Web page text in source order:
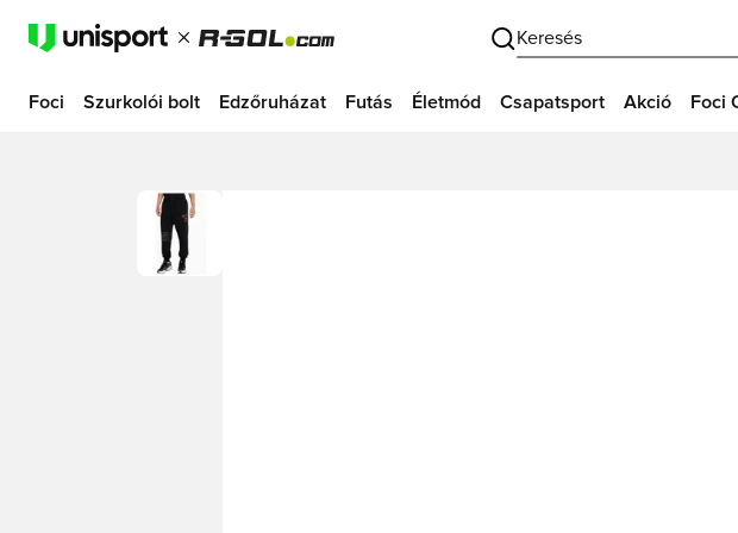
Keresés
Foci Szurkolói bolt Edzőruházat Futás Életmód Csapatsport Akció Foci